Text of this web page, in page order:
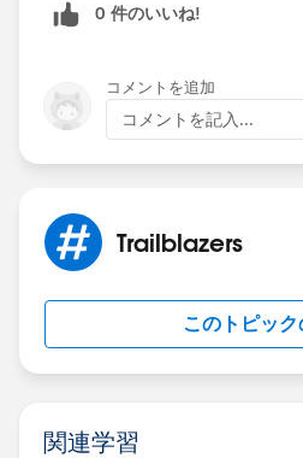
0 件のいいね!
コメントを追加
コメントを記入...
Trailblazers
このトピッ
関連学習